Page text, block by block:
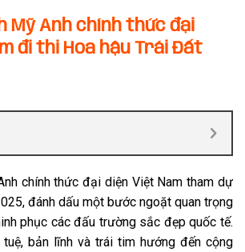
Mỹ Anh chính thức đại
đi thi Hoa hậu Trái Đất
chính thức đại diện Việt Nam tham dự
đánh dấu một bước ngoặt quan trọng
phục các đấu trường sắc đẹp quốc tế.
bản lĩnh và trái tim hướng đến cộng